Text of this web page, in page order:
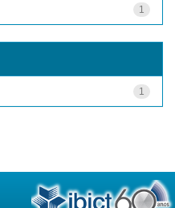
1
1